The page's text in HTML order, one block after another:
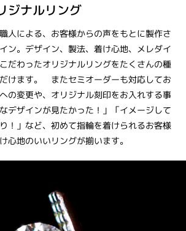
ナルリング
人による、お客様からの声をもとに製作さ
ン。デザイン、製法、着け心地、メレダイ
だわったオリジナルリングをたくさんの種
けます。 またセミオーダーも対応してお
の変更や、オリジナル刻印をお入れする事
デザインが見たかった！」「イメージして
！」など、初めて指輪を着けられるお客様
心地のいいリングが揃います。